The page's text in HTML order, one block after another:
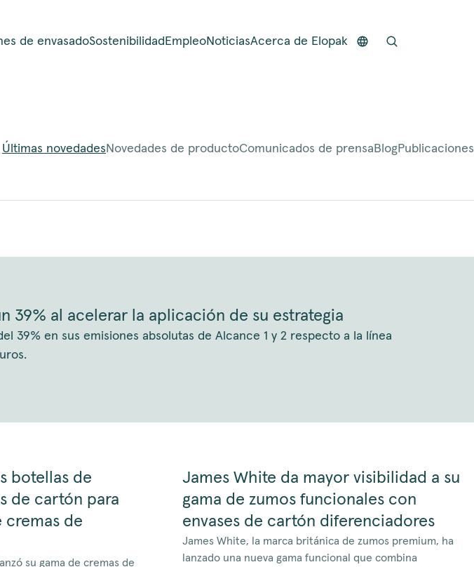
de envasadoSostenibilidad EmpleoNoticiasAcerca de Elopak
Últimas novedades Novedades de productoComunicados de prensa BlogPublicaciones
39% al acelerar la aplicación de su estrategia
39% en sus emisiones absolutas de Alcance 1 y 2 respecto a la línea
botellas de
de cartón para
cremas de
su gama de cremas de
James White da mayor visibilidad a su
gama de zumos funcionales con
envases de cartón diferenciadores
James White, la marca británica de zumos premium, ha
lanzado una nueva gama funcional que combina